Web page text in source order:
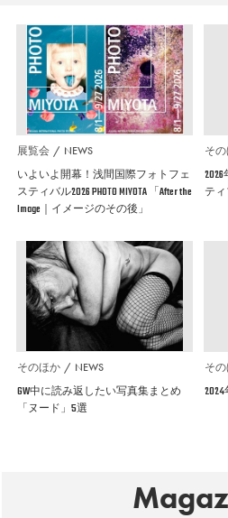
展覧会 NEWS
いよいよ開幕！浅間国際フォトフェ
スティバル2026 PHOTO MIYOTA 「After the
Image｜イメージのその後」
そ
ティ
そのほか NEWS
GW中に読み返したい写真集まとめ
「ヌード」5選
そ